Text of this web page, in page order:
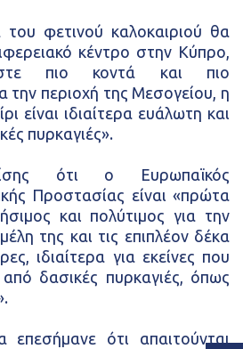
του φετινού καλοκαιριού θα
κέντρο στην Κύπρο,
πιο κοντά και πιο
την περιοχή της Μεσογείου, η
είναι ιδιαίτερα ευάλωτη και
πυρκαγιές».
ότι ο Ευρωπαϊκός
Προστασίας είναι «πρώτα
και πολύτιμος για την
της και τις επιπλέον δέκα
ιδιαίτερα για εκείνες που
από δασικές πυρκαγιές, όπως
επεσήμανε ότι απαιτούνται